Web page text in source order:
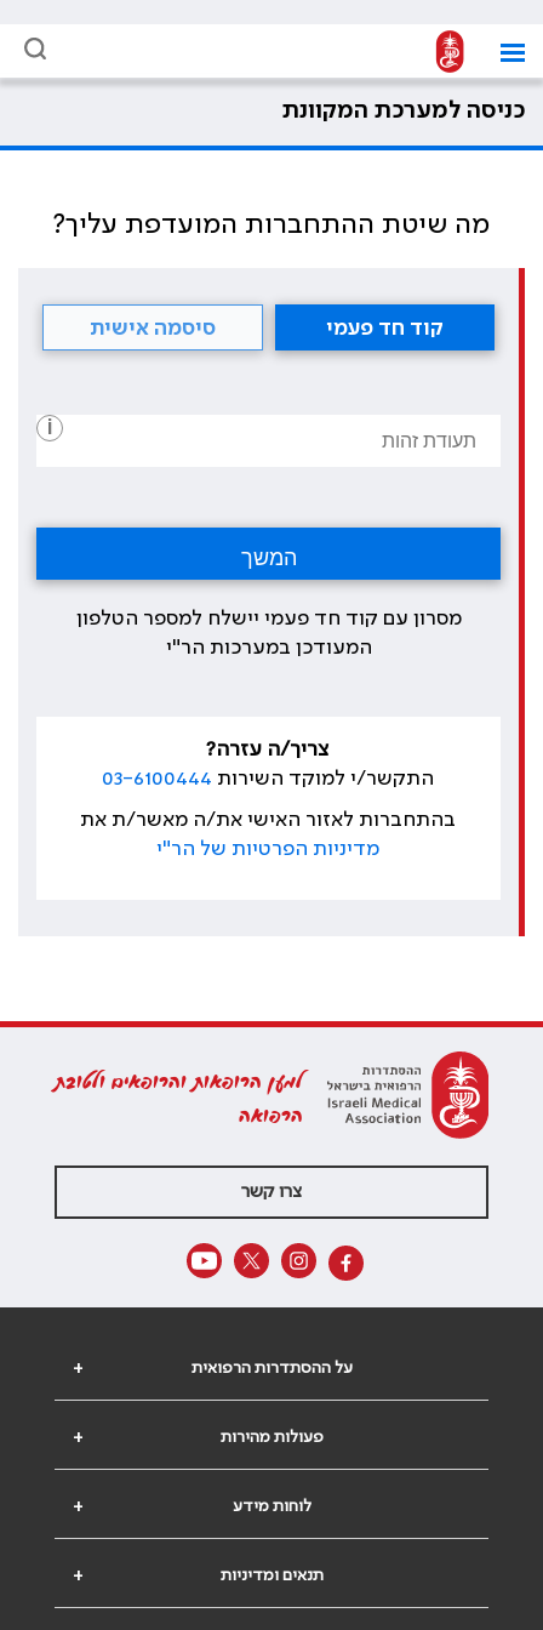
כניסה למערכת המקוונת
מה שיטת ההתחברות המועדפת עליך?
קוד חד פעמי סיסמה אישית
i
מסרון עם קוד חד פעמי יישלח למספר הטלפון
המעודכן במערכות הר"י
צריך/ה עזרה?
התקשר/י למוקד השירות 03-6100444
בהתחברות לאזור האישי את/ה מאשר/ת את
מדיניות הפרטיות של הר"י
למען הרופאות והרופאים ולטובת
הרפואה
צרו קשר
+ על ההסתדרות הרפואית
+ פעולות מהירות
+ לוחות מידע
+ תנאים ומדיניות